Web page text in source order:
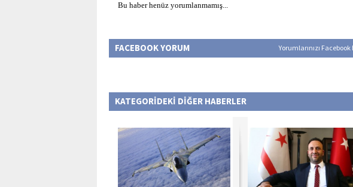
Bu haber henüz yorumlanmamış...
FACEBOOK YORUM Yorumlarınızı
KATEGORİDEKİ DİĞER HABERLER